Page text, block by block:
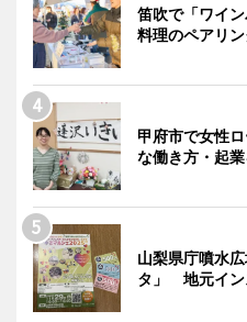
笛吹で「ワイ
料理のペアリ
甲府市で女性
な働き方・起
山梨県庁噴水
タ」 地元イン